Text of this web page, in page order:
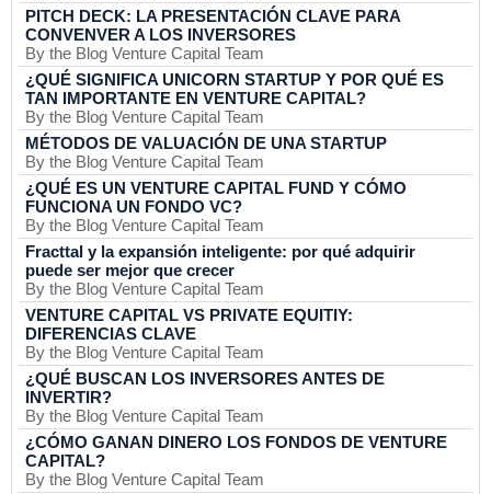
PITCH DECK: LA PRESENTACIÓN CLAVE PARA
CONVENVER A LOS INVERSORES
By the Blog Venture Capital Team
¿QUÉ SIGNIFICA UNICORN STARTUP Y POR QUÉ ES
TAN IMPORTANTE EN VENTURE CAPITAL?
By the Blog Venture Capital Team
MÉTODOS DE VALUACIÓN DE UNA STARTUP
By the Blog Venture Capital Team
¿QUÉ ES UN VENTURE CAPITAL FUND Y CÓMO
FUNCIONA UN FONDO VC?
By the Blog Venture Capital Team
Fracttal y la expansión inteligente: por qué adquirir
puede ser mejor que crecer
By the Blog Venture Capital Team
VENTURE CAPITAL VS PRIVATE EQUITIY:
DIFERENCIAS CLAVE
By the Blog Venture Capital Team
¿QUÉ BUSCAN LOS INVERSORES ANTES DE
INVERTIR?
By the Blog Venture Capital Team
¿CÓMO GANAN DINERO LOS FONDOS DE VENTURE
CAPITAL?
By the Blog Venture Capital Team